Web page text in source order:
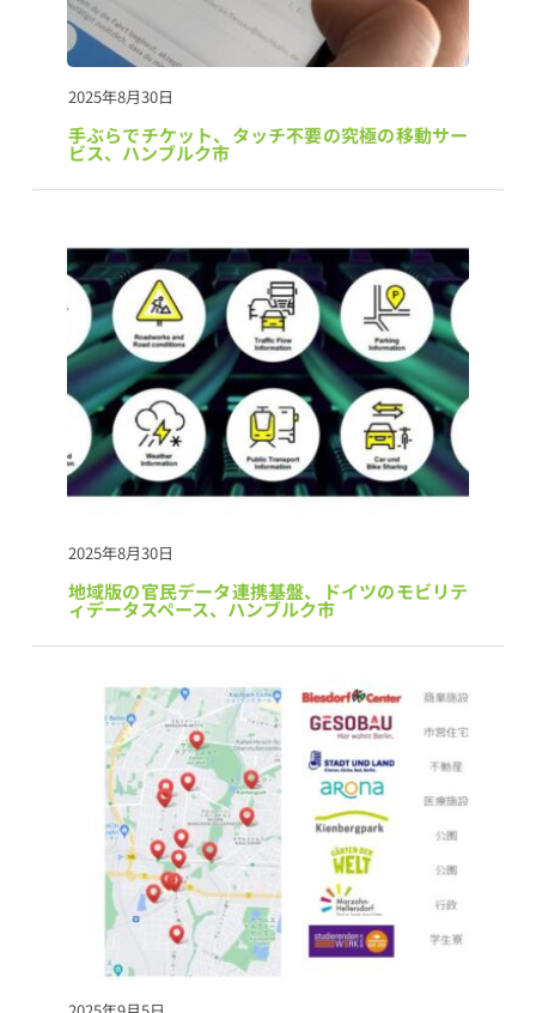
2025年8月30日
手ぶらでチケット、タッチ不要の究極の移動サー
ビス、ハンブルク市
2025年8月30日
地域版の官民データ連携基盤、ドイツのモビリテ
ィデータスペース、ハンブルク市